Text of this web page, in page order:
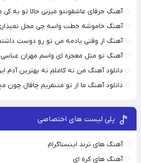
آهنگ حرفای عاشقونتو میزنی حالا تو به کی
آهنگ خاموشه خطت واسه چی محل
آهنگ از وقتی یادمه من تو رو دوست
آهنگ تو مثل معجزه ای واسم مهران عباسی
دانلود آهنگ من نه کاملم نه بهترین آدم
دانلود آهنگ ما از تو متنفریم چاقال چون
پلی لیست های اختصاصی
آهنگ های ترند اینستاگرام
آهنگ های کره ای